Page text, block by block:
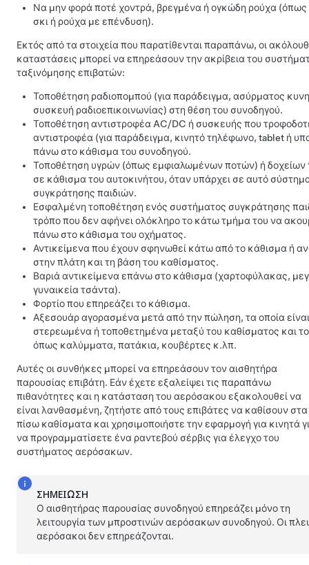
Να μην φορά ποτέ χοντρά, βρεγμένα ή ογκώδη ρούχα (όπως
σκι ή ρούχα με επένδυση).
Εκτός από τα στοιχεία που παρατίθενται παραπάνω, οι
καταστάσεις μπορεί να επηρεάσουν την ακρίβεια του
ταξινόμησης επιβατών:
Τοποθέτηση ραδιοπομπού (για παράδειγμα, ασύρματος
συσκευή ραδιοεπικοινωνίας) στη θέση του συνοδηγού.
Τοποθέτηση αντιστροφέα AC/DC ή συσκευής που
αντιστροφέα (για παράδειγμα, κινητό τηλέφωνο, tablet ή
πάνω στο κάθισμα του συνοδηγού.
Τοποθέτηση υγρών (όπως εμφιαλωμένων ποτών) ή δοχείων
σε κάθισμα του αυτοκινήτου, όταν υπάρχει σε αυτό
συγκράτησης παιδιών.
Εσφαλμένη τοποθέτηση ενός συστήματος συγκράτησης
τρόπο που δεν αφήνει ολόκληρο το κάτω τμήμα του να
πάνω στο κάθισμα του οχήματος.
Αντικείμενα που έχουν σφηνωθεί κάτω από το κάθισμα ή
στην πλάτη και τη βάση του καθίσματος.
Βαριά αντικείμενα επάνω στο κάθισμα (χαρτοφύλακας,
γυναικεία τσάντα).
Φορτίο που επηρεάζει το κάθισμα.
Αξεσουάρ αγορασμένα μετά από την πώληση, τα οποία είναι
στερεωμένα ή τοποθετημένα μεταξύ του καθίσματος και
όπως καλύμματα, πατάκια, κουβέρτες κ.λπ.
Αυτές οι συνθήκες μπορεί να επηρεάσουν τον αισθητήρα
παρουσίας επιβάτη. Εάν έχετε εξαλείψει τις παραπάνω
πιθανότητες και η κατάσταση του αερόσακου εξακολουθεί να
είναι λανθασμένη, ζητήστε από τους επιβάτες να καθίσουν στα
πίσω καθίσματα και χρησιμοποιήστε την εφαρμογή για κινητά
να προγραμματίσετε ένα ραντεβού σέρβις για έλεγχο του
συστήματος αερόσακων.
ΣΗΜΕΊΩΣΗ
Ο αισθητήρας παρουσίας συνοδηγού επηρεάζει μόνο τη
λειτουργία των μπροστινών αερόσακων συνοδηγού. Οι
αερόσακοι δεν επηρεάζονται.